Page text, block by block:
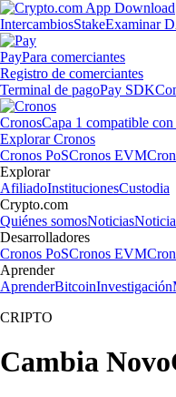
IntercambiosStakeExaminar
PayPara comerciantes
Registro de comerciantes
Terminal de pagoPay SDK
CronosCapa 1 compatible
Explorar Cronos
Cronos PoSCronos EVM
Explorar
AfiliadoInstitucionesCustodia
Crypto.com
Quiénes somosNoticias
Desarrolladores
Cronos PoSCronos EVM
Aprender
AprenderBitcoinInvestigación
CRIPTO
Cambia